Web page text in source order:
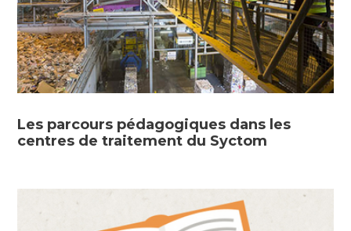
Les parcours pédagogiques dans les
centres de traitement du Syctom